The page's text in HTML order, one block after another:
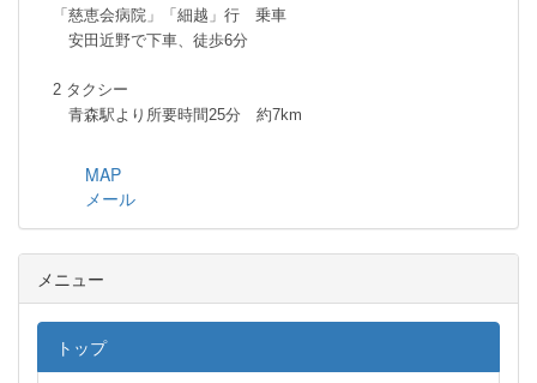
「慈恵会病院」「細越」行 乗車
安田近野で下車、徒歩6分
2 タクシー
青森駅より所要時間25分 約7km
MAP
メール
メニュー
トップ